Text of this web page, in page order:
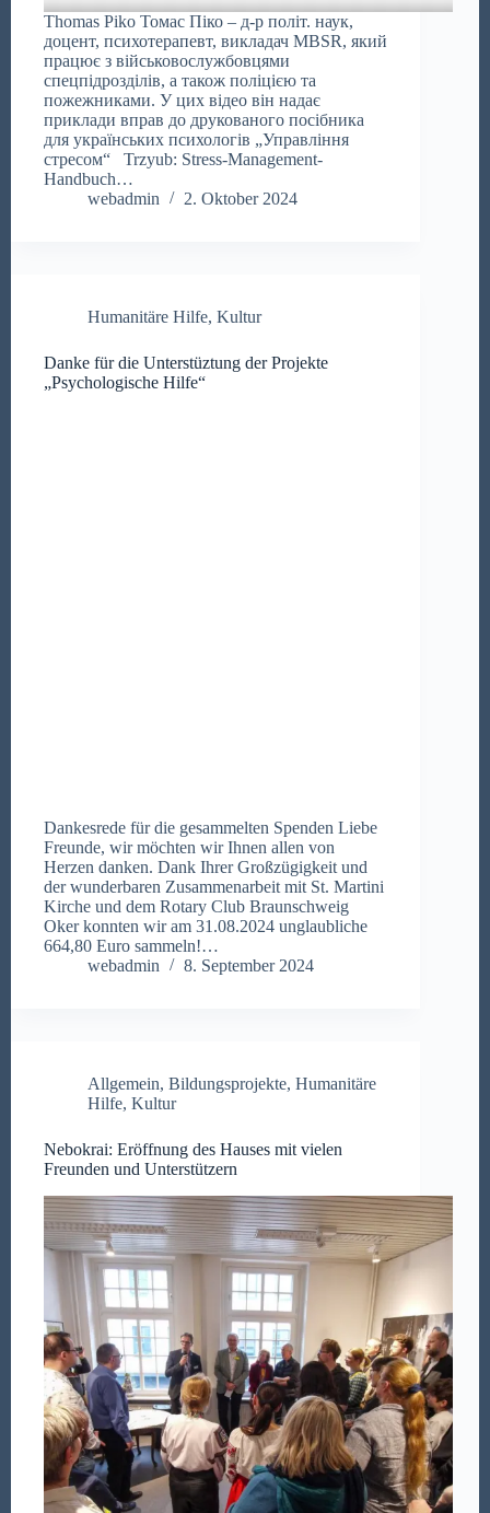
Thomas Piko Томас Піко – д-р політ. наук,
доцент, психотерапевт, викладач MBSR, який
працює з військовослужбовцями
спецпідрозділів, а також поліцією та
пожежниками. У цих відео він надає
приклади вправ до друкованого посібника
для українських психологів „Управління
стресом“ Trzyub: Stress-Management-
Handbuch…
webadmin
2. Oktober 2024
Humanitäre Hilfe, Kultur
Danke für die Unterstüztung der Projekte
„Psychologische Hilfe“
Dankesrede für die gesammelten Spenden Liebe
Freunde, wir möchten wir Ihnen allen von
Herzen danken. Dank Ihrer Großzügigkeit und
der wunderbaren Zusammenarbeit mit St. Martini
Kirche und dem Rotary Club Braunschweig
Oker konnten wir am 31.08.2024 unglaubliche
664,80 Euro sammeln!…
webadmin
8. September 2024
Allgemein, Bildungsprojekte, Humanitäre
Hilfe, Kultur
Nebokrai: Eröffnung des Hauses mit vielen
Freunden und Unterstützern